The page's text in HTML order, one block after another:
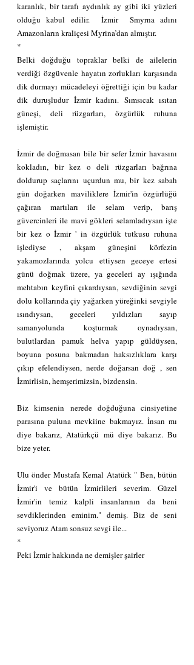
karanlık, bir tarafı aydınlık ay gibi iki yüzleri
olduğu kabul edilir.  İzmir  Smyrna adını
Amazonların kraliçesi Myrina’dan almıştır.
*
Belki doğduğu topraklar belki de ailelerin
verdiği özgüvenle hayatın zorlukları karşısında
dik durmayı mücadeleyi öğrettiği için bu kadar
dik duruşludur İzmir kadını. Sımsıcak ısıtan
güneşi, deli rüzgarları, özgürlük ruhuna
işlemiştir.
İzmir de doğmasan bile bir sefer İzmir havasını
kokladın, bir kez o deli rüzgarları bağrına
doldurup saçlarını uçurdun mu, bir kez sabah
gün doğarken maviliklere İzmir'in özgürlüğü
çağıran martıları ile selam verip, barış
güvercinleri ile mavi gökleri selamladıysan işte
bir kez o İzmir ' in özgürlük tutkusu ruhuna
işlediyse , akşam güneşini körfezin
yakamozlarında yolcu ettiysen geceye ertesi
günü doğmak üzere, ya geceleri ay ışığında
mehtabın keyfini çıkardıysan, sevdiğinin sevgi
dolu kollarında çiy yağarken yüreğinki sevgiyle
ısındıysan, geceleri yıldızları sayıp
samanyolunda koşturmak oynadıysan,
bulutlardan pamuk helva yapıp güldüysen,
boyuna posuna bakmadan haksızlıklara karşı
çıkıp efelendiysen, nerde doğarsan doğ , sen
İzmirlisin, hemşerimizsin, bizdensin.
Biz kimsenin nerede doğduğuna cinsiyetine
parasına puluna mevkiine bakmayız. İnsan mı
diye bakarız, Atatürkçü mü diye bakarız. Bu
bize yeter.
Ulu önder Mustafa Kemal Atatürk " Ben, bütün
İzmir'i ve bütün İzmirlileri severim. Güzel
İzmir'in temiz kalpli insanlarının da beni
sevdiklerinden eminim." demiş. Biz de seni
seviyoruz Atam sonsuz sevgi ile...
*
Peki İzmir hakkında ne demişler şairler